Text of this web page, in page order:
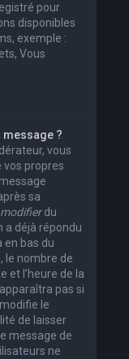
pour
disponibles
exemple :
Vous
?
vous
vos propres
sa
modifierdu
a déjà répondu
en bas du
le nombre de
et l’heure de la
pas si
le
de laisser
message de
ne